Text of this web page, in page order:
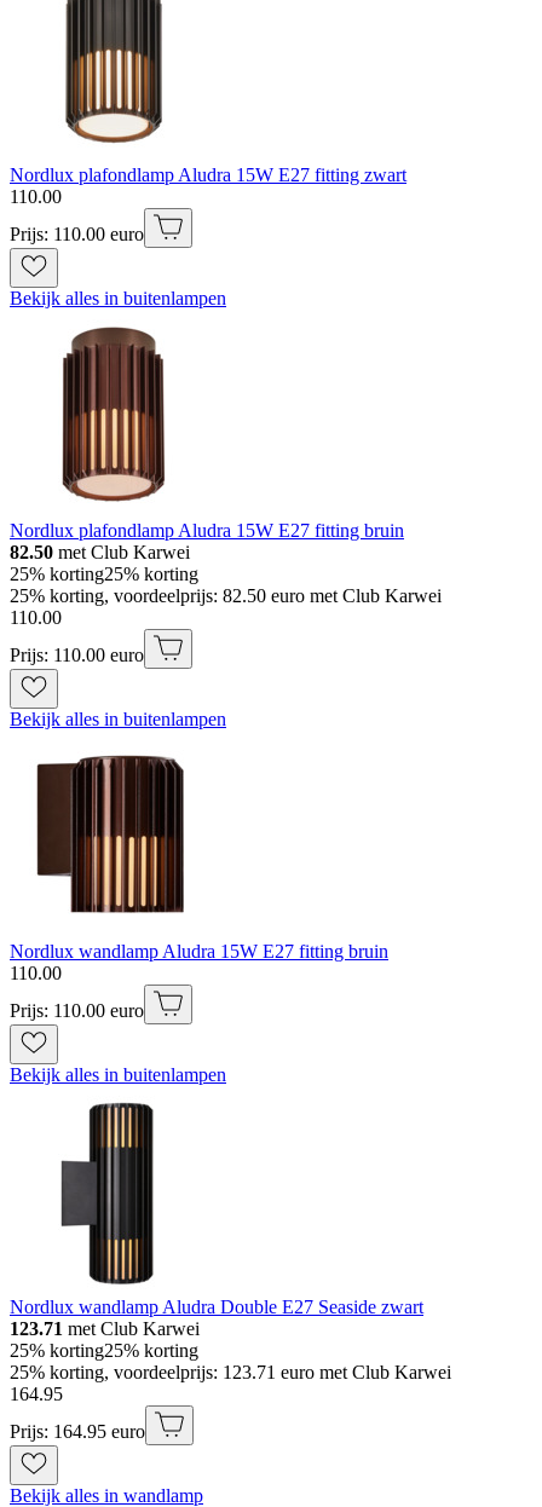
Nordlux plafondlamp Aludra 15W E27 fitting zwart
110.00
Prijs: 110.00 euro
Bekijk alles in buitenlampen
Nordlux plafondlamp Aludra 15W E27 fitting bruin
82.50 met Club Karwei
25% korting25% korting
25% korting, voordeelprijs: 82.50 euro met Club Karwei
110.00
Prijs: 110.00 euro
Bekijk alles in buitenlampen
Nordlux wandlamp Aludra 15W E27 fitting bruin
110.00
Prijs: 110.00 euro
Bekijk alles in buitenlampen
Nordlux wandlamp Aludra Double E27 Seaside zwart
123.71 met Club Karwei
25% korting25% korting
25% korting, voordeelprijs: 123.71 euro met Club Karwei
164.95
Prijs: 164.95 euro
Bekijk alles in wandlamp